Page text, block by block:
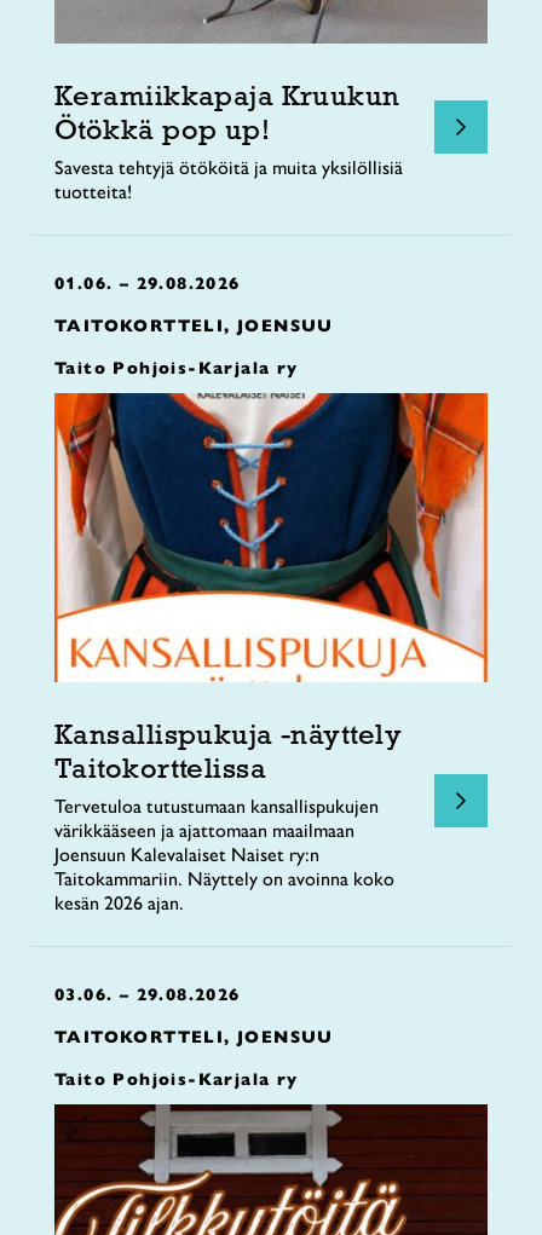
Keramiikkapaja Kruukun
Ötökkä pop up!
Savesta tehtyjä ötököitä ja muita yksilöllisiä
tuotteita!
01.06. – 29.08.2026
TAITOKORTTELI, JOENSUU
Taito Pohjois-Karjala ry
Kansallispukuja -näyttely
Taitokorttelissa
Tervetuloa tutustumaan kansallispukujen
värikkääseen ja ajattomaan maailmaan
Joensuun Kalevalaiset Naiset ry:n
Taitokammariin. Näyttely on avoinna koko
kesän 2026 ajan.
03.06. – 29.08.2026
TAITOKORTTELI, JOENSUU
Taito Pohjois-Karjala ry